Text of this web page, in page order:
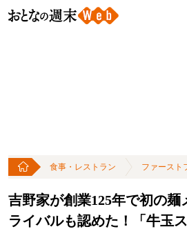
食事・レストラン ファースト
吉野家が創業125年で初の
ライバルも認めた！「牛玉